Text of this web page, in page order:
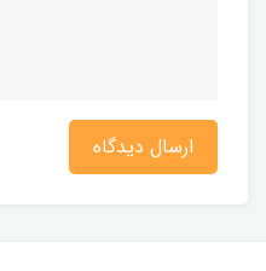
ارسال دیدگاه